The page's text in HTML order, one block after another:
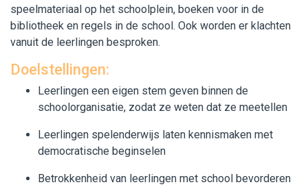
speelmateriaal op het schoolplein, boeken voor in de
bibliotheek en regels in de school. Ook worden er klachten
vanuit de leerlingen besproken.
Doelstellingen:
Leerlingen een eigen stem geven binnen de
schoolorganisatie, zodat ze weten dat ze meetellen
Leerlingen spelenderwijs laten kennismaken met
democratische beginselen
Betrokkenheid van leerlingen met school bevorderen